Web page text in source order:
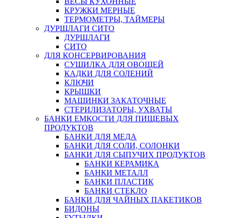
КРУЖКИ МЕРНЫЕ
ТЕРМОМЕТРЫ, ТАЙМЕРЫ
ДУРШЛАГИ СИТО
ДУРШЛАГИ
СИТО
ДЛЯ КОНСЕРВИРОВАНИЯ
СУШИЛКА ДЛЯ ОВОЩЕЙ
КАДКИ ДЛЯ СОЛЕНИЙ
КЛЮЧИ
КРЫШКИ
МАШИНКИ ЗАКАТОЧНЫЕ
СТЕРИЛИЗАТОРЫ, УХВАТЫ
БАНКИ ЕМКОСТИ ДЛЯ ПИЩЕВЫХ
ПРОДУКТОВ
БАНКИ ДЛЯ МЕДА
БАНКИ ДЛЯ СОЛИ, СОЛОНКИ
БАНКИ ДЛЯ СЫПУЧИХ ПРОДУКТОВ
БАНКИ КЕРАМИКА
БАНКИ МЕТАЛЛ
БАНКИ ПЛАСТИК
БАНКИ СТЕКЛО
БАНКИ ДЛЯ ЧАЙНЫХ ПАКЕТИКОВ
БИДОНЫ